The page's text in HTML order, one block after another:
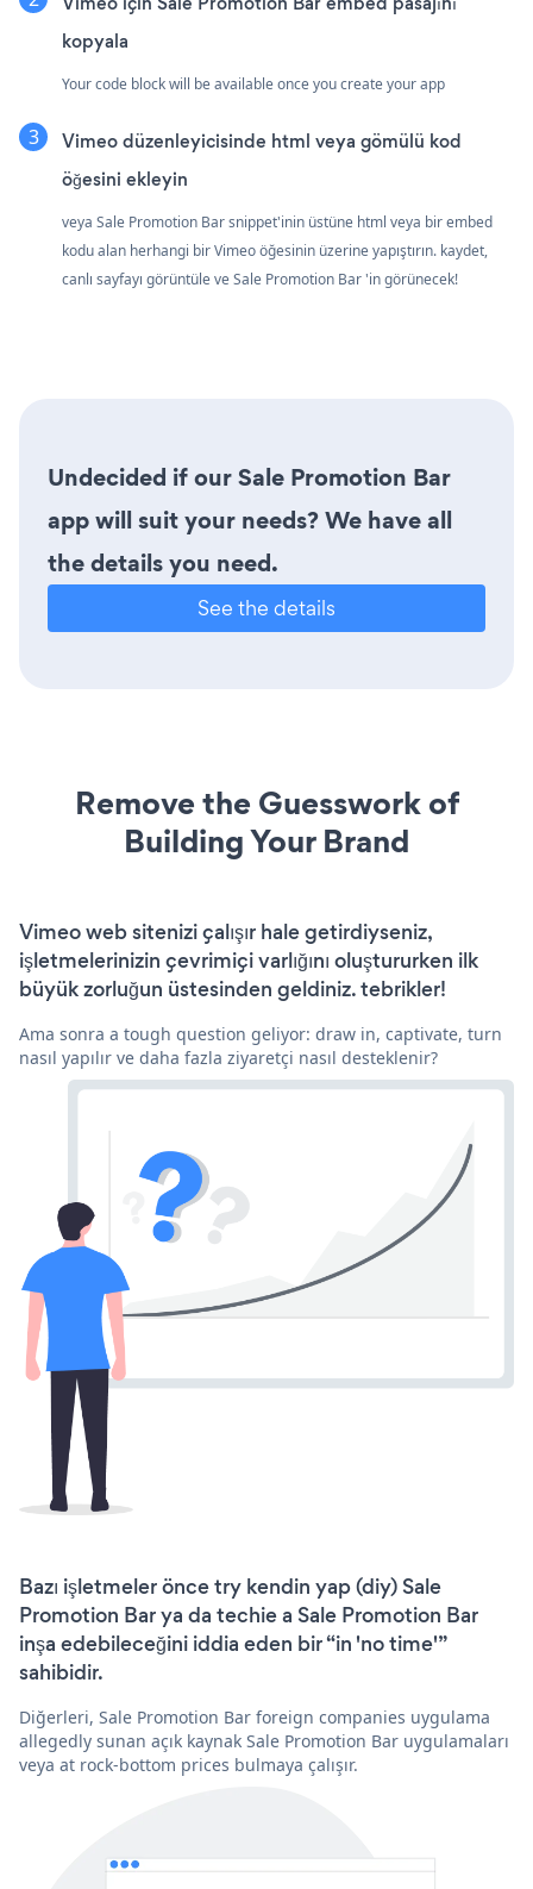
kopyala
Your code block will be available once you create your app
Vimeo düzenleyicisinde html veya gömülü kod
öğesini ekleyin
veya Sale Promotion Bar snippet'inin üstüne html veya bir embed
kodu alan herhangi bir Vimeo öğesinin üzerine yapıştırın. kaydet,
canlı sayfayı görüntüle ve Sale Promotion Bar 'in görünecek!
Undecided if our Sale Promotion Bar
app will suit your needs? We have all
the details you need.
See the details
Remove the Guesswork of
Building Your Brand
Vimeo web sitenizi çalışır hale getirdiyseniz,
işletmelerinizin çevrimiçi varlığını oluştururken ilk
büyük zorluğun üstesinden geldiniz. tebrikler!
Ama sonra a tough question geliyor: draw in, captivate, turn
nasıl yapılır ve daha fazla ziyaretçi nasıl desteklenir?
Bazı işletmeler önce try kendin yap (diy) Sale
Promotion Bar ya da techie a Sale Promotion Bar
inşa edebileceğini iddia eden bir “in 'no time'”
sahibidir.
Diğerleri, Sale Promotion Bar foreign companies uygulama
allegedly sunan açık kaynak Sale Promotion Bar uygulamaları
veya at rock-bottom prices bulmaya çalışır.